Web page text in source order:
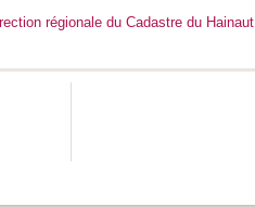
régionale du Cadastre du Hainaut